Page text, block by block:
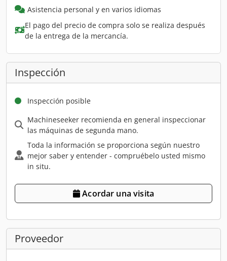
Asistencia personal y en varios idiomas
El pago del precio de compra solo se realiza después
de la entrega de la mercancía.
Inspección
Inspección posible
Machineseeker recomienda en general inspeccionar
las máquinas de segunda mano.
Toda la información se proporciona según nuestro
mejor saber y entender - compruébelo usted mismo
in situ.
Acordar una visita
Proveedor